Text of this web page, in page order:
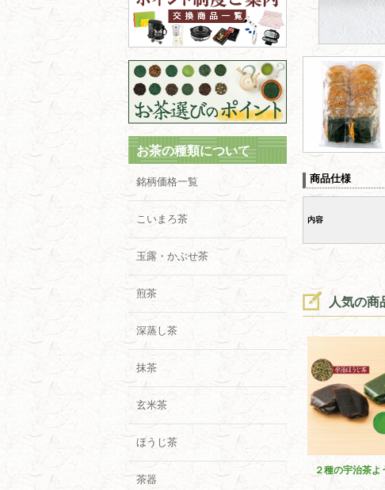
お茶の種類について
銘柄価格一覧
こいまろ茶
玉露・かぶせ茶
煎茶
深蒸し茶
抹茶
玄米茶
ほうじ茶
茶器
商品仕様
内容
人気の商
２種の宇治茶よ